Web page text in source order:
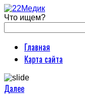
Что ищем?
Главная
Карта сайта
Далее